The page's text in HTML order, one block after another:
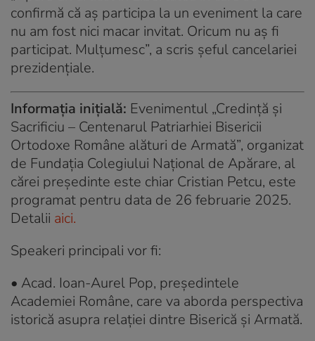
confirmă că aș participa la un eveniment la care
nu am fost nici macar invitat. Oricum nu aș fi
participat. Mulțumesc”, a scris șeful cancelariei
prezidențiale.
Informația inițială: Evenimentul „Credință și
Sacrificiu – Centenarul Patriarhiei Bisericii
Ortodoxe Române alături de Armată”, organizat
de Fundația Colegiului Național de Apărare, al
cărei președinte este chiar Cristian Petcu, este
programat pentru data de 26 februarie 2025.
Detalii aici.
Speakeri principali vor fi:
• Acad. Ioan-Aurel Pop, președintele
Academiei Române, care va aborda perspectiva
istorică asupra relației dintre Biserică și Armată.